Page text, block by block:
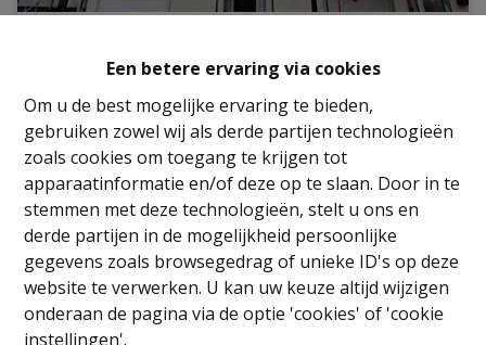
Een betere ervaring via cookies
Om u de best mogelijke ervaring te bieden,
gebruiken zowel wij als derde partijen technologieën
zoals cookies om toegang te krijgen tot
apparaatinformatie en/of deze op te slaan. Door in te
stemmen met deze technologieën, stelt u ons en
derde partijen in de mogelijkheid persoonlijke
gegevens zoals browsegedrag of unieke ID's op deze
website te verwerken. U kan uw keuze altijd wijzigen
onderaan de pagina via de optie 'cookies' of 'cookie
instellingen'.
Quai aux Pierres de Taille 11, 1000 Bruxelles
Ref: 2842
€ 49.000
27 m²